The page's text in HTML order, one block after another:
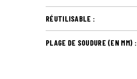
RÉUTILISABLE :
PLAGE DE SOUDURE (EN MM) :